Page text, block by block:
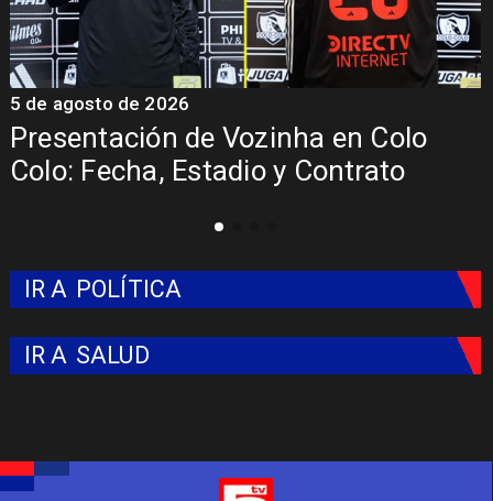
La Roja enfrentará a los anfitriones
del Mundial 2026
5 de agosto de 2026
IR A POLÍTICA
IR A SALUD